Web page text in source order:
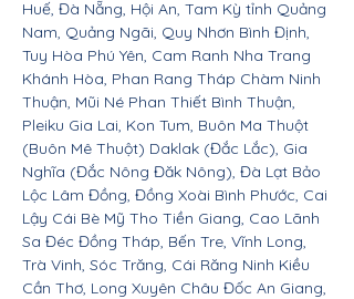
Huế, Đà Nẵng, Hội An, Tam Kỳ tỉnh Quảng
Nam, Quảng Ngãi, Quy Nhơn Bình Định,
Tuy Hòa Phú Yên, Cam Ranh Nha Trang
Khánh Hòa, Phan Rang Tháp Chàm Ninh
Thuận, Mũi Né Phan Thiết Bình Thuận,
Pleiku Gia Lai, Kon Tum, Buôn Ma Thuột
(Buôn Mê Thuột) Daklak (Đắc Lắc), Gia
Nghĩa (Đắc Nông Đăk Nông), Đà Lạt Bảo
Lộc Lâm Đồng, Đồng Xoài Bình Phước, Cai
Lậy Cái Bè Mỹ Tho Tiền Giang, Cao Lãnh
Sa Đéc Đồng Tháp, Bến Tre, Vĩnh Long,
Trà Vinh, Sóc Trăng, Cái Răng Ninh Kiều
Cần Thơ, Long Xuyên Châu Đốc An Giang,